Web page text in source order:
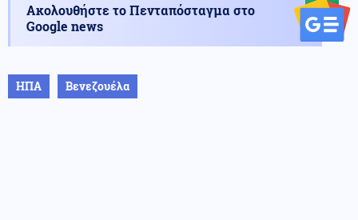
Ακολουθήστε το Πενταπόσταγμα στο
Google news
ΗΠΑ Βενεζουέλα